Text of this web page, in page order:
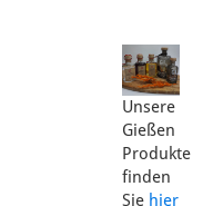
Unsere
Gießen
Produkte
finden
Sie hier